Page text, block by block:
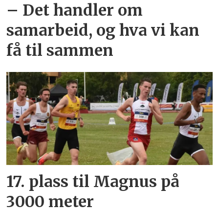
– Det handler om
samarbeid, og hva vi kan
få til sammen
17. plass til Magnus på
3000 meter